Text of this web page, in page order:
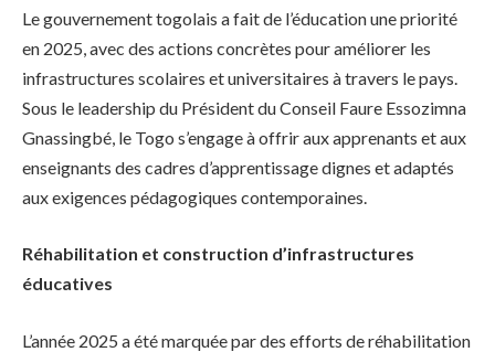
Le gouvernement togolais a fait de l’éducation une priorité
en 2025, avec des actions concrètes pour améliorer les
infrastructures scolaires et universitaires à travers le pays.
Sous le leadership du Président du Conseil Faure Essozimna
Gnassingbé, le Togo s’engage à offrir aux apprenants et aux
enseignants des cadres d’apprentissage dignes et adaptés
aux exigences pédagogiques contemporaines.
Réhabilitation et construction d’infrastructures
éducatives
L’année 2025 a été marquée par des efforts de réhabilitation